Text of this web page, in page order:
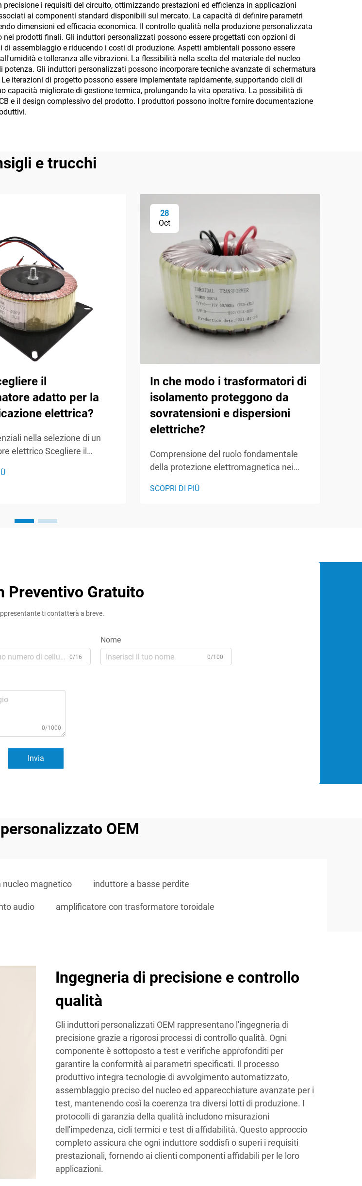
24V trasformatore di
corrente PCB
da 110 V a 220 V
i requisiti del circuito, ottimizzando prestazioni ed efficienza in applicazioni
ai componenti standard disponibili sul mercato. La capacità di definire parametri
dimensioni ed efficacia economica. Il controllo qualità nella produzione personalizzata
prodotti finali. Gli induttori personalizzati possono essere progettati con opzioni di
assemblaggio e riducendo i costi di produzione. Aspetti ambientali possono essere
e tolleranza alle vibrazioni. La flessibilità nella scelta del materiale del nucleo
Gli induttori personalizzati possono incorporare tecniche avanzate di schermatura
iterazioni di progetto possono essere implementate rapidamente, supportando cicli di
capacità migliorate di gestione termica, prolungando la vita operativa. La possibilità di
e il design complessivo del prodotto. I produttori possono inoltre fornire documentazione
e trucchi
il
adatto per la
elettrica?
nella selezione di un
elettrico Scegliere il
che influenza
28
Oct
In che modo i trasformatori di
isolamento proteggono da
sovratensioni e dispersioni
elettriche?
Comprensione del ruolo fondamentale
della protezione elettromagnetica nei
perdite elettriche rappresentano minacce
SCOPRI DI PIÙ
Preventivo Gratuito
ti contatterà a breve.
0/16
Nome
0/100
0/1000
Invia
OEM
nucleo magnetico induttore a basse perdite
audio amplificatore con trasformatore toroidale
Ingegneria di precisione e controllo
qualità
Gli induttori personalizzati OEM rappresentano l'ingegneria di
precisione grazie a rigorosi processi di controllo qualità. Ogni
componente è sottoposto a test e verifiche approfonditi per
garantire la conformità ai parametri specificati. Il processo
produttivo integra tecnologie di avvolgimento automatizzato,
assemblaggio preciso del nucleo ed apparecchiature avanzate per i
test, mantenendo così la coerenza tra diversi lotti di produzione. I
protocolli di garanzia della qualità includono misurazioni
dell'impedenza, cicli termici e test di affidabilità. Questo approccio
completo assicura che ogni induttore soddisfi o superi i requisiti
prestazionali, fornendo ai clienti componenti affidabili per le loro
applicazioni.